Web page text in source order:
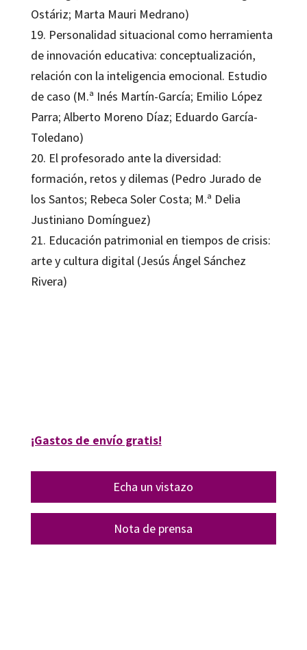
Ostáriz; Marta Mauri Medrano)
19. Personalidad situacional como herramienta
de innovación educativa: conceptualización,
relación con la inteligencia emocional. Estudio
de caso (M.ª Inés Martín-García; Emilio López
Parra; Alberto Moreno Díaz; Eduardo García-
Toledano)
20. El profesorado ante la diversidad:
formación, retos y dilemas (Pedro Jurado de
los Santos; Rebeca Soler Costa; M.ª Delia
Justiniano Domínguez)
21. Educación patrimonial en tiempos de crisis:
arte y cultura digital (Jesús Ángel Sánchez
Rivera)
¡Gastos de envío gratis!
Echa un vistazo
Nota de prensa